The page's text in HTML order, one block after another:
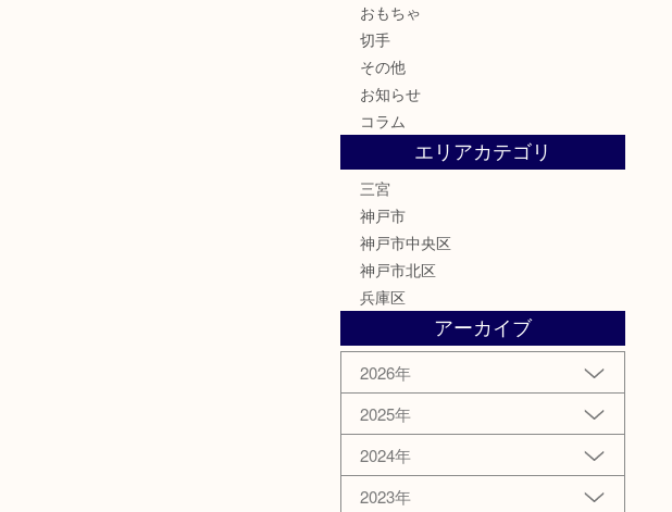
おもちゃ
切手
その他
お知らせ
コラム
エリアカテゴリ
三宮
神戸市
神戸市中央区
神戸市北区
兵庫区
アーカイブ
2026年
2025年
2024年
2023年